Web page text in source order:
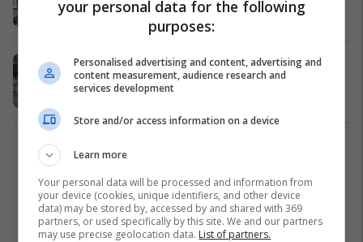
Profesioni i veçantë i Edona Zeqirit,
pikturon në pjata (Video)
Kosovë
your personal data for the following
purposes:
Personalised advertising and content, advertising and
content measurement, audience research and
services development
Store and/or access information on a device
Learn more
Your personal data will be processed and information from
your device (cookies, unique identifiers, and other device
data) may be stored by, accessed by and shared with 369
partners, or used specifically by this site. We and our partners
may use precise geolocation data. List of partners.